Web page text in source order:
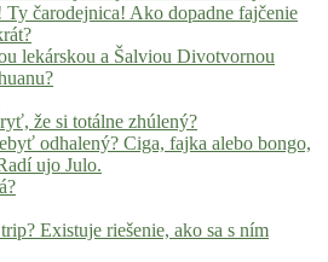
čarodejnica! Ako dopadne fajčenie
lekárskou a Šalviou Divotvornou
že si totálne zhúlený?
odhalený? Ciga, fajka alebo bongo,
ujo Julo.
Existuje riešenie, ako sa s ním